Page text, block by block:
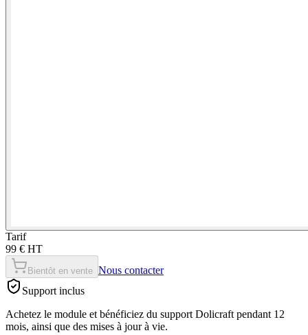
Tarif
99 € HT
Bientôt en vente Nous contacter
Support inclus
Achetez le module et bénéficiez du support Dolicraft pendant 12
mois, ainsi que des mises à jour à vie.